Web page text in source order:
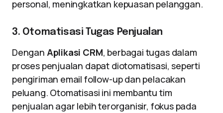
personal, meningkatkan kepuasan pelanggan.
3. Otomatisasi Tugas Penjualan
Dengan Aplikasi CRM, berbagai tugas dalam
proses penjualan dapat diotomatisasi, seperti
pengiriman email follow-up dan pelacakan
peluang. Otomatisasi ini membantu tim
penjualan agar lebih terorganisir, fokus pada